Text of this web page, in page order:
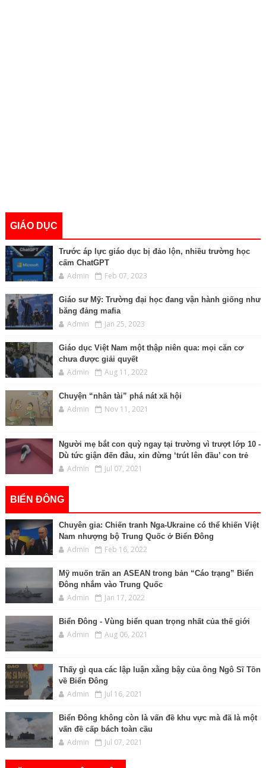
GIÁO DỤC
Trước áp lực giáo dục bị đảo lộn, nhiều trường học
cấm ChatGPT
Admin Feb 07, 2023
Giáo sư Mỹ: Trường đại học đang vận hành giống như
băng đảng mafia
Admin Jan 25, 2023
Giáo dục Việt Nam một thập niên qua: mọi căn cơ
chưa được giải quyết
Admin Aug 11, 2022
Chuyện “nhân tài” phá nát xã hội
Admin Nov 11, 2021
Người mẹ bắt con quỳ ngay tại trường vì trượt lớp 10 -
Dù tức giận đến đâu, xin đừng ‘trút lên đầu’ con trẻ
Admin Jul 07, 2021
BIỂN ĐÔNG
Chuyên gia: Chiến tranh Nga-Ukraine có thể khiến Việt
Nam nhượng bộ Trung Quốc ở Biển Đông
Admin Feb 16, 2022
Mỹ muốn trấn an ASEAN trong bản “Cáo trạng” Biển
Đông nhắm vào Trung Quốc
Admin Jan 17, 2022
Biển Đông - Vùng biển quan trọng nhất của thế giới
Admin Aug 06, 2021
Thấy gì qua các lập luận xằng bậy của ông Ngô Sĩ Tồn
về Biển Đông
Admin Jul 16, 2021
Biển Đông không còn là vấn đề khu vực mà đã là một
vấn đề cấp bách toàn cầu
Admin Jul 07, 2021